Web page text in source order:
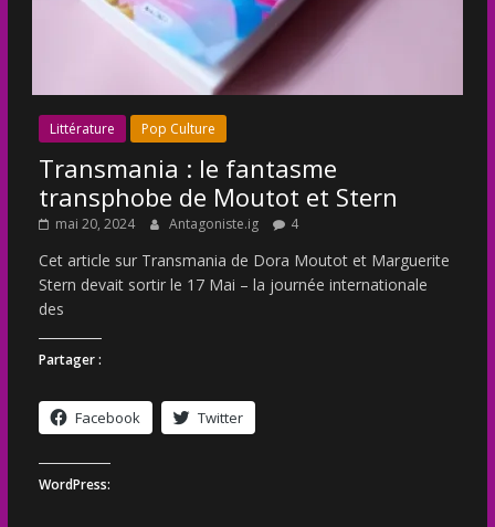
Littérature Pop Culture
Transmania : le fantasme
transphobe de Moutot et Stern
mai 20, 2024 Antagoniste.ig 4
Cet article sur Transmania de Dora Moutot et Marguerite
Stern devait sortir le 17 Mai – la journée internationale
des
Partager :
Facebook Twitter
WordPress: